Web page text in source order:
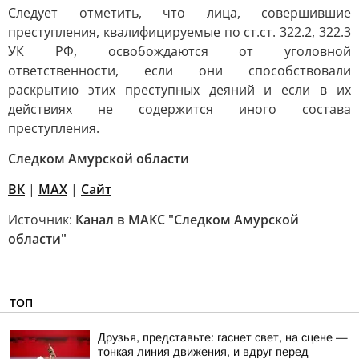
Следует отметить, что лица, совершившие
преступления, квалифицируемые по ст.ст. 322.2, 322.3
УК РФ, освобождаются от уголовной
ответственности, если они способствовали
раскрытию этих преступных деяний и если в их
действиях не содержится иного состава
преступления.
Следком Амурской области
ВК | MAX | Сайт
Источник: Канал в МАКС "Следком Амурской
области"
ТОП
Друзья, представьте: гаснет свет, на сцене —
тонкая линия движения, и вдруг перед